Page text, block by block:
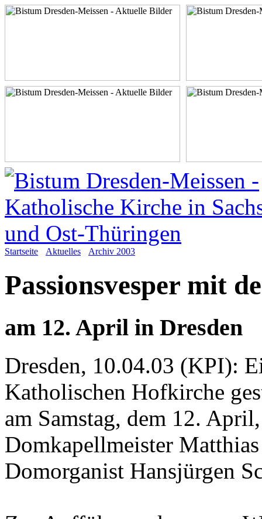
Startseite Aktuelles Archiv 2003
Passionsvesper mit
am 12. April in Dresden
Dresden, 10.04.03 (KPI):
Katholischen Hofkirche
am Samstag, dem 12.
Domkapellmeister
Domorganist Hansjürgen